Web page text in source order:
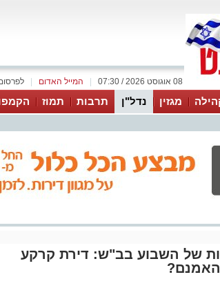
המייל האדום 08 אוגוסט 2026 / 07:30
מגזין נדל"ן תרבות תמוז
של השבוע בב"ש: דירת קרקע
האמנם?